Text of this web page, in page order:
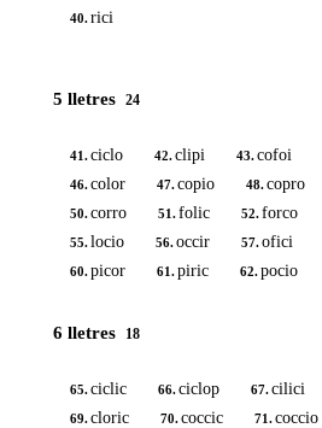
40.rici
5 lletres 24
41.ciclo 42.clipi 43.cofoi
46.color 47.copio 48.copro
50.corro 51.folic 52.forco
55.locio 56.occir 57.ofici
60.picor 61.piric 62.pocio
6 lletres 18
65.ciclic 66.ciclop 67.cilici
69.cloric 70.coccic 71.coccio